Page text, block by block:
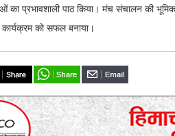
का प्रभावशाली पाठ किया। मंच संचालन की
को सफल बनाया।